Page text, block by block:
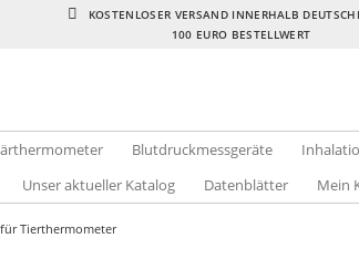
KOSTENLOSER VERSAND INNERHALB
100 EURO BESTELLWERT
Blutdruckmessgeräte
Unser aktueller Katalog Datenblätter Mein
Tierthermometer